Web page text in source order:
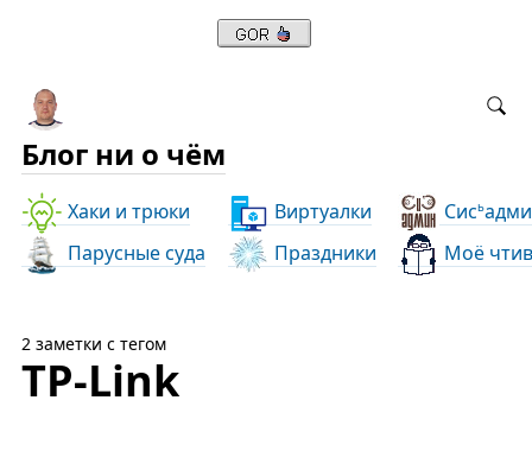
Блог ни о чём
Хаки и трюки Виртуалки Сись
Парусные суда
Праздники Моё
2 заметки с тегом
TP-Link